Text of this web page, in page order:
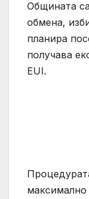
Общината
обмена,
планира
получава
EUI.
максимално